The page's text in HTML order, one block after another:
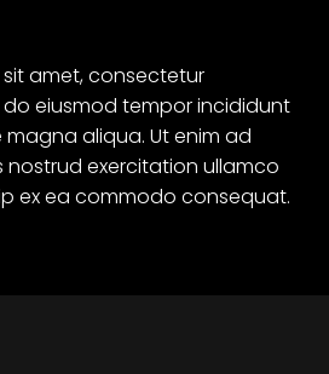
amet, consectetur
eiusmod tempor incididunt
aliqua. Ut enim ad
nostrud exercitation ullamco
ex ea commodo consequat.